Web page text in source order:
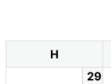
H
29